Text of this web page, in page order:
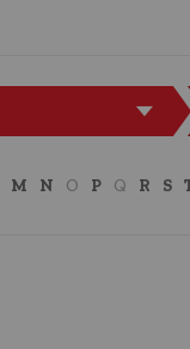
M N O P Q R S